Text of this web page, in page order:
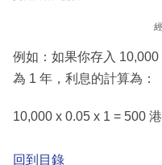
例如：如果你存入
為 1 年，利息的計算為：
10,000 x 0.05 x 1 = 500
回到目錄